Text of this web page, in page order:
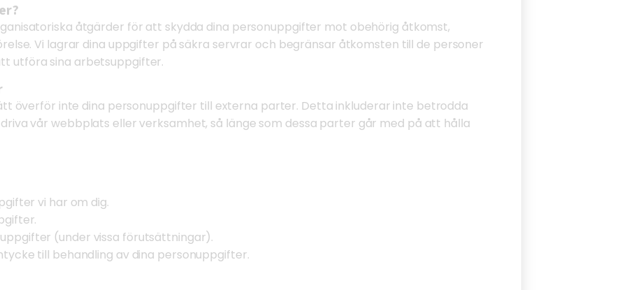
åtgärder för att skydda dina personuppgifter mot obehörig åtkomst,
Vi lagrar dina uppgifter på säkra servrar och begränsar åtkomsten till de personer
utföra sina arbetsuppgifter.
överför inte dina personuppgifter till externa parter. Detta inkluderar inte betrodda
vår webbplats eller verksamhet, så länge som dessa parter går med på att hålla
vi har om dig.
(under vissa förutsättningar).
till behandling av dina personuppgifter.